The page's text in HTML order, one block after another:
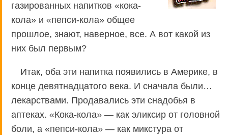
газированных напитков «кока-
кола» и «пепси-кола» общее
прошлое, знают, наверное, все. А вот какой из
них был первым?
Итак, оба эти напитка появились в Америке, в
конце девятнадцатого века. И сначала были…
лекарствами. Продавались эти снадобья в
аптеках. «Кока-кола» — как эликсир от головной
боли, а «пепси-кола» — как микстура от